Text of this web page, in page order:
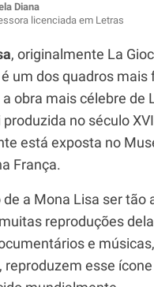
Gerador Referências
Diana
licenciada em Letras
, originalmente La
um dos quadros mais
obra mais célebre de
produzida no século
está exposta no
França.
de a Mona Lisa ser tão
reproduções
e
reproduzem esse ícone